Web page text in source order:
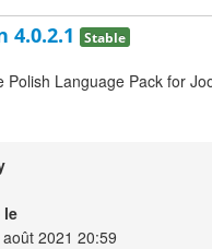
4.0.2.1 Stable
Polish Language Pack for
le
2021 20:59